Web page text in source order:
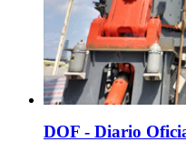
DOF - Diario